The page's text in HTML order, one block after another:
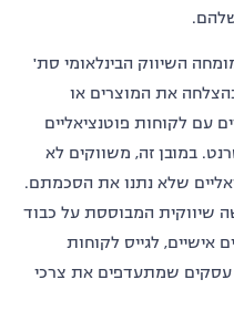
השיווק הבינלאומי סת'
את המוצרים או
עם לקוחות פוטנציאליים
במובן זה, משווקים לא
שלא נתנו את הסכמתם.
שיווקית המבוססת על כבוד
לגייס לקוחות
עסקים שמתעדפים את צרכי